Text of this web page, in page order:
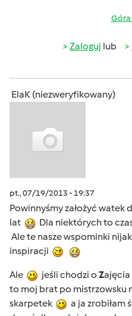
Góra
Zaloguj lub
ElaK (niezweryfikowany)
pt., 07/19/2013 - 19:37
Powinnyśmy założyć
lat
Dla niektórych to
Ale te nasze wspominki
inspiracji
Ale jeśli chodzi o Zajęcia
to moj brat po mistrzowsku
skarpetek
a ja zrobiłam